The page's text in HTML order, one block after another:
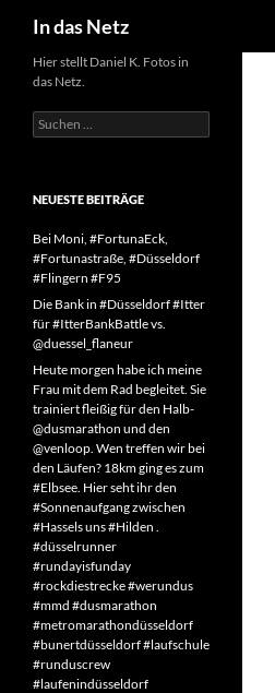
Inhalt
springen
In das Netz
Hier stellt Daniel K. Fotos in
das Netz.
Suchen
nach:
NEUESTE BEITRÄGE
Bei Moni, #FortunaEck,
#Fortunastraße, #Düsseldorf
#Flingern #F95
Die Bank in #Düsseldorf #Itter
für #ItterBankBattle vs.
@duessel_flaneur
Heute morgen habe ich meine
Frau mit dem Rad begleitet. Sie
trainiert fleißig für den Halb-
@dusmarathon und den
@venloop. Wen treffen wir bei
den Läufen? 18km ging es zum
#Elbsee. Hier seht ihr den
#Sonnenaufgang zwischen
#Hassels uns #Hilden .
#düsselrunner
#rundayisfunday
#rockdiestrecke #werundus
#mmd #dusmarathon
#metromarathondüsseldorf
#bunertdüsseldorf #laufschule
#runduscrew
#laufenindüsseldorf